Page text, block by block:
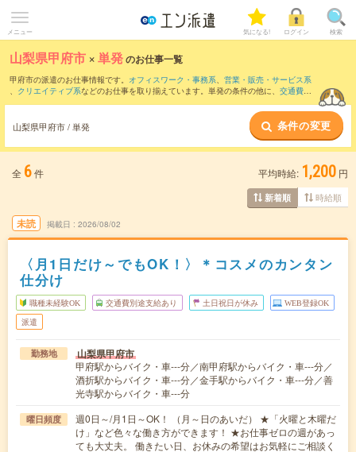
メニュー 気になる! ログイン 検索
山梨県甲府市 ×単発のお仕事一覧
甲府市の派遣のお仕事情報です。 オフィスワーク・事務系、 営業・販売・サービス系
、 クリエイティブ系などのお仕事を取り揃えています。単発の条件の他に、 交通費別
山梨県甲府市 / 単発 条件の変更
全 6件 平均時給: 1,200 円
新着順 時給順
未読 掲載日 2026/08/02
〈月1日だけ～でもOK！〉＊コスメのカンタン
仕分け
職種未経験OK 交通費別途支給あり 土日祝日が休み WEB登録OK
派遣
勤務地 山梨県甲府市
甲府駅からバイク・車---分／南甲府駅からバイク・車---分／
酒折駅からバイク・車---分／金手駅からバイク・車---分／善
光寺駅からバイク・車---分
曜日頻度
週0日～/月1日～OK！ （月～日のあいだ） ★「火曜と木曜だ
け」など色々な働き方ができます！ ★お仕事ゼロの週があっ
ても大丈夫。 働きたい日、お休みの希望はお気軽にご相談く